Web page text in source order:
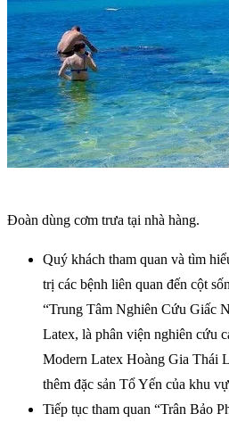
Đoàn dùng cơm trưa tại nhà hàng.
Quý khách tham quan và tìm
trị các bệnh liên quan đến cột
“Trung Tâm Nghiên Cứu Giấc
Latex, là phân viện nghiên cứu
Modern Latex Hoàng Gia Thái
thêm đặc sản Tổ Yến của khu
Tiếp tục tham quan “Trân Bảo